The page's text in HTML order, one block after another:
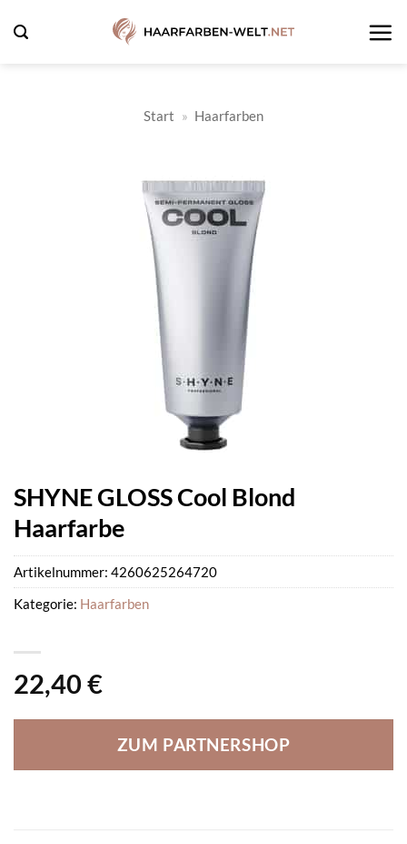
Inhalt
Start » Haarfarben
SHYNE GLOSS Cool Blond
Haarfarbe
22,40 €
ZUM PARTNERSHOP
Artikelnummer: 4260625264720
Kategorie: Haarfarben